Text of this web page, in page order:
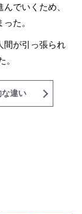
でいくため、
た。
間が引っ張られ
。
違い